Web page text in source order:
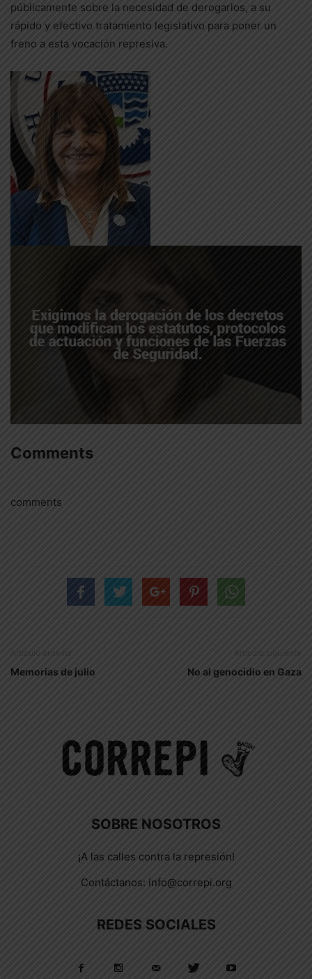
públicamente sobre la necesidad de derogarlos, a su
rápido y efectivo tratamiento legislativo para poner un
freno a esta vocación represiva.
Comments
comments
Artículo anterior
Memorias de julio
Artículo siguiente
No al genocidio en Gaza
SOBRE NOSOTROS
¡A las calles contra la represión!
Contáctanos: info@correpi.org
REDES SOCIALES